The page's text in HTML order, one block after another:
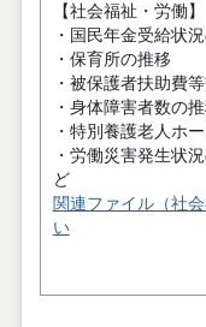
【社会福祉・労働】
・国民年金受給状
・保育所の推移
・被保護者扶助費
・身体障害者数の
・特別養護老人ホ
・労働災害
ど
関連ファイル（社
い